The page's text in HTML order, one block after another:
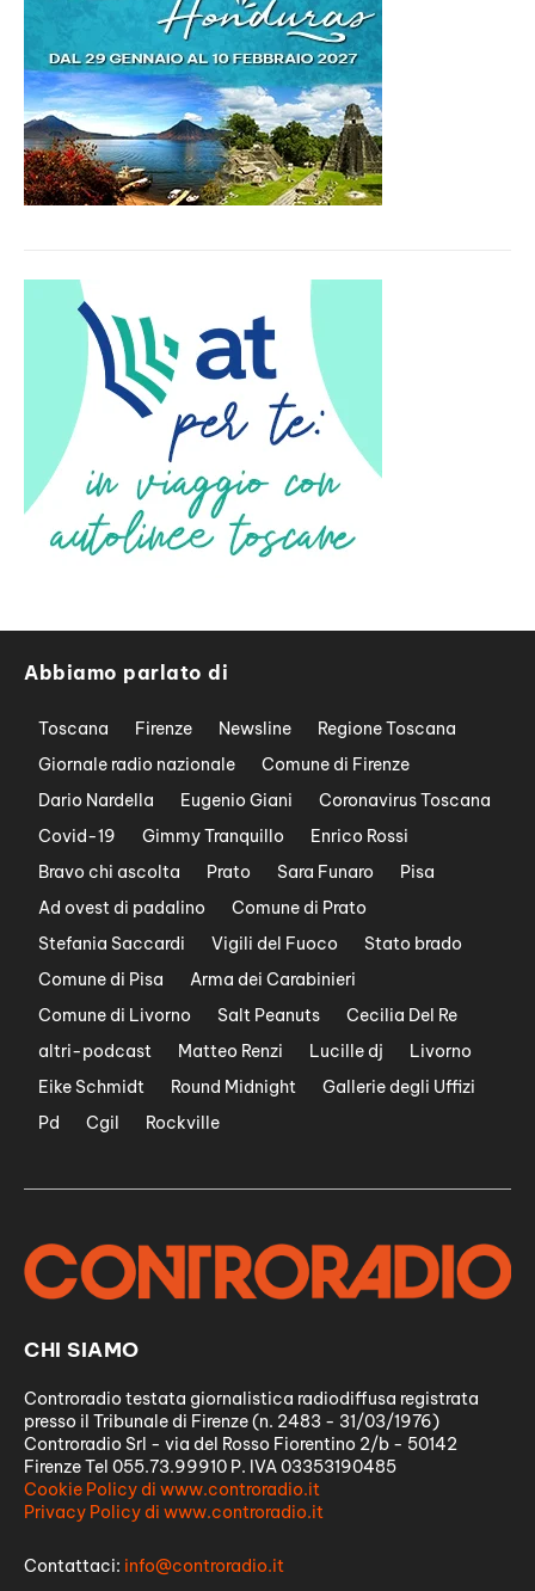
Abbiamo parlato di
Toscana Firenze Newsline
Regione Toscana
Giornale radio nazionale
Comune di Firenze
Dario Nardella
Eugenio Giani
Coronavirus Toscana
Covid-19
Gimmy Tranquillo
Enrico Rossi
Bravo chi ascolta
Prato Sara Funaro
Pisa
Ad ovest di padalino
Comune di Prato
Stefania Saccardi
Vigili del Fuoco
Stato brado
Comune di Pisa
Arma dei Carabinieri
Comune di Livorno
Salt Peanuts
Cecilia Del Re
altri-podcast
Matteo Renzi Lucille dj
Livorno
Eike Schmidt
Round Midnight
Gallerie degli Uffizi
Pd
Cgil Rockville
CHI SIAMO
Controradio testata giornalistica radiodiffusa registrata
presso il Tribunale di Firenze (n. 2483 - 31/03/1976)
Controradio Srl - via del Rosso Fiorentino 2/b - 50142
Firenze Tel 055.73.99910 P. IVA 03353190485
Cookie Policy di www.controradio.it
Privacy Policy di www.controradio.it
Contattaci: info@controradio.it